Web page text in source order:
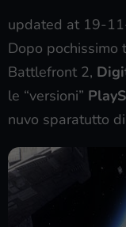
updated at 19-
Dopo pochissimo
Battlefront 2,
le “versioni”
nuvo sparatutto di